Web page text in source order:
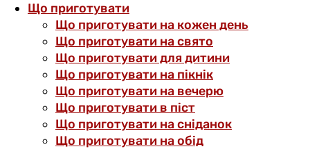
Що приготувати
Що приготувати на кожен день
Що приготувати на свято
Що приготувати для дитини
Що приготувати на пікнік
Що приготувати на вечерю
Що приготувати в піст
Що приготувати на сніданок
Що приготувати на обід